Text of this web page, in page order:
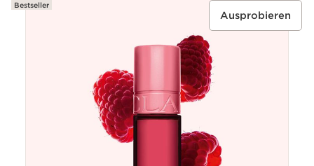
Bestseller
Ausprobieren